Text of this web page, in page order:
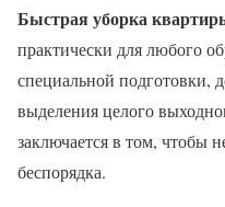
Быстрая уборка
практически для любого
специальной подготовки,
выделения целого
заключается в том, чтобы
беспорядка.